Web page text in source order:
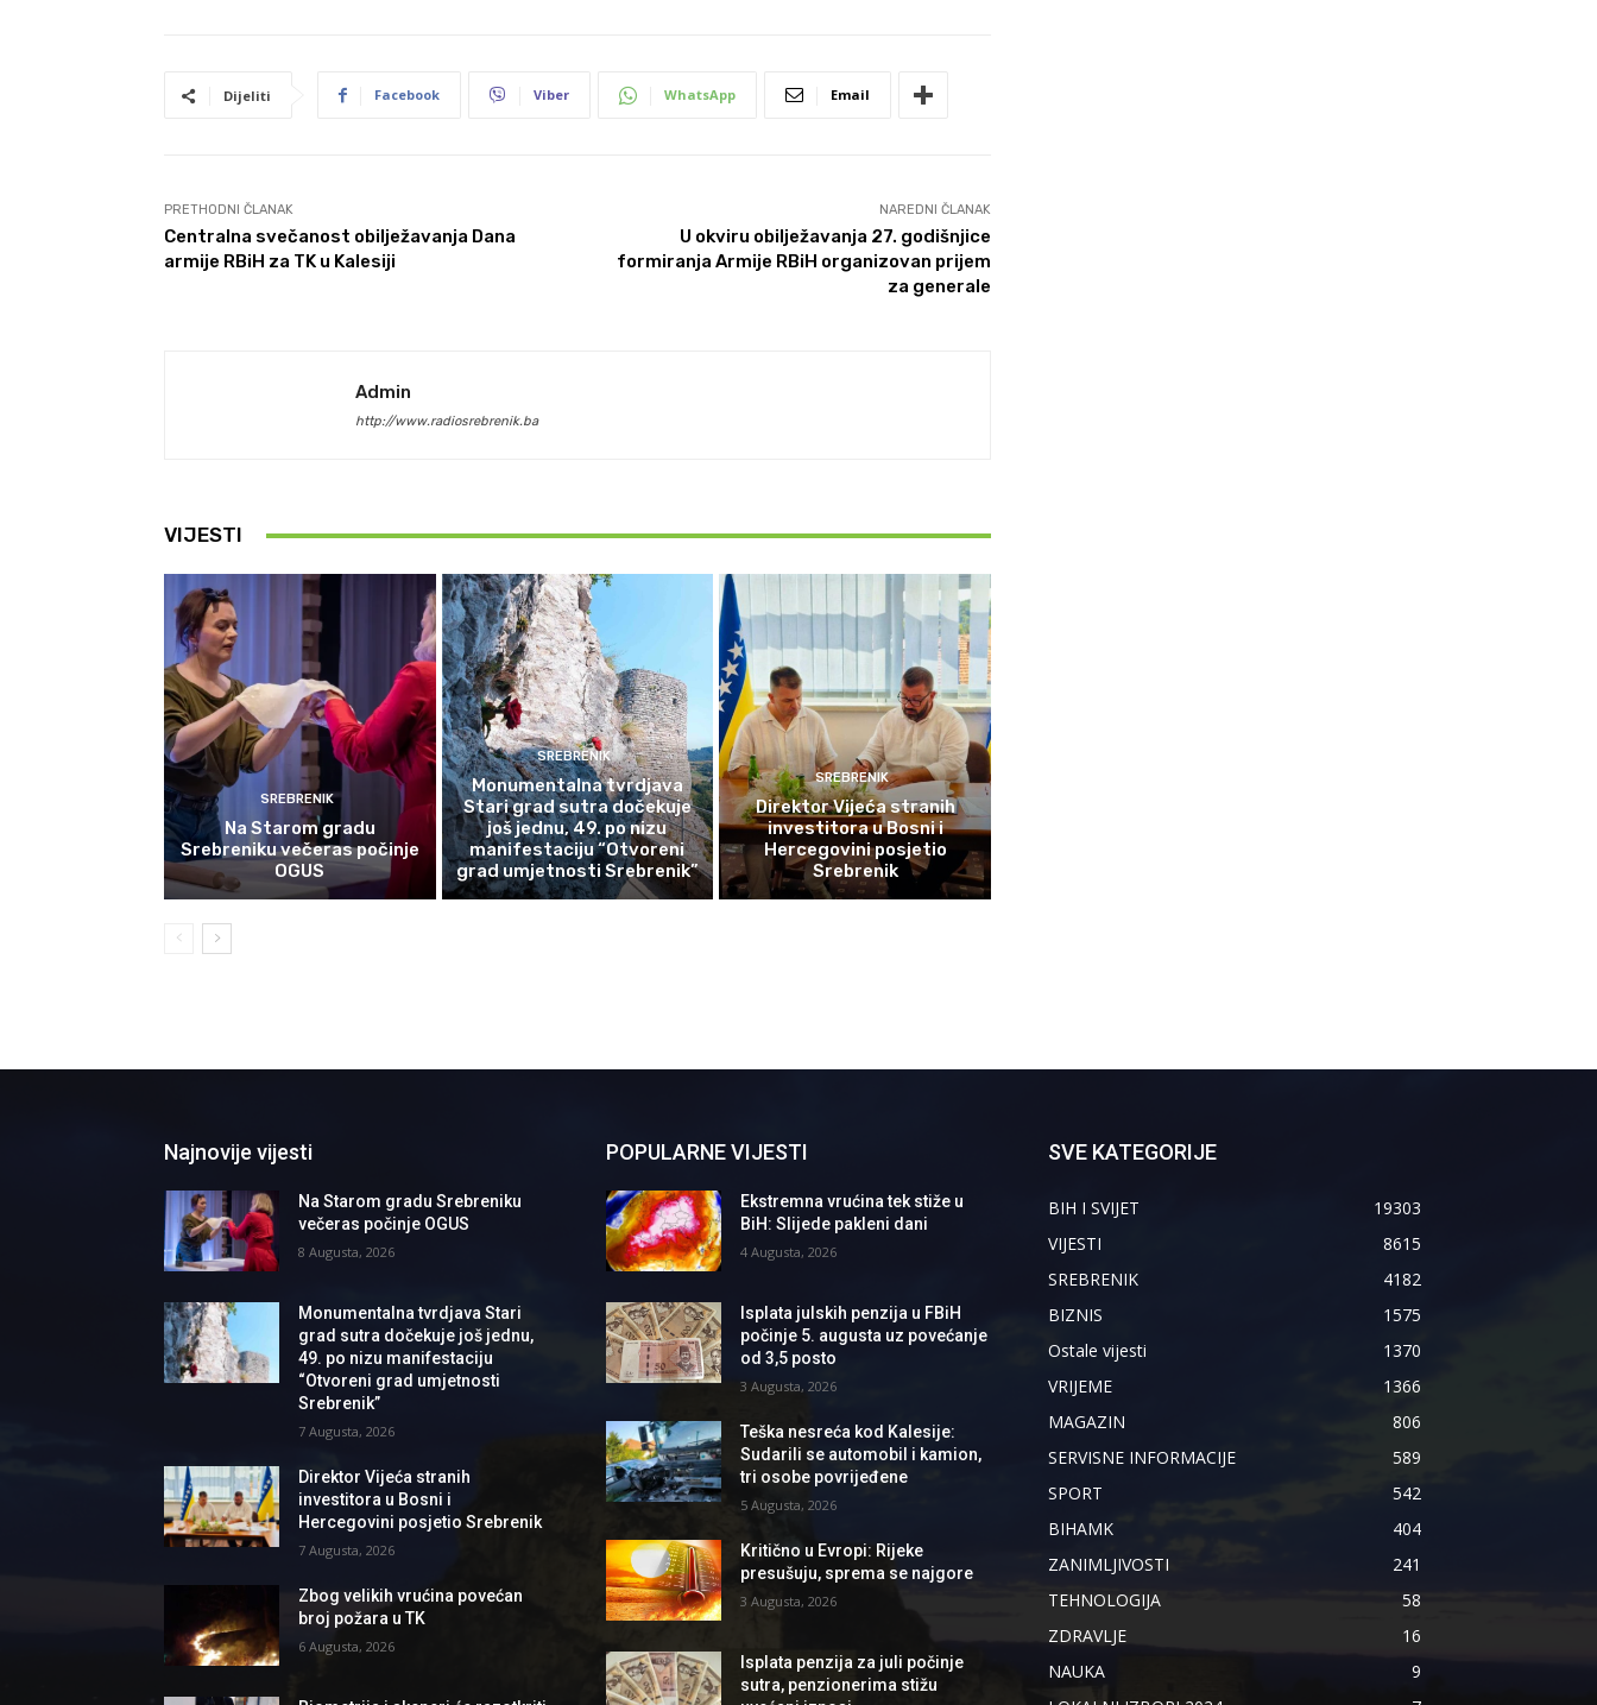
Dijeliti Facebook Viber WhatsApp Email
PRETHODNI ČLANAK
Centralna svečanost obilježavanja Dana
armije RBiH za TK u Kalesiji
NAREDNI ČLANAK
U okviru obilježavanja 27. godišnjice
formiranja Armije RBiH organizovan prijem
za generale
Admin
http://www.radiosrebrenik.ba
VIJESTI
SREBRENIK
Na Starom gradu
Srebreniku večeras počinje
OGUS
SREBRENIK
Monumentalna tvrdjava
Stari grad sutra dočekuje
još jednu, 49. po nizu
manifestaciju “Otvoreni
grad umjetnosti Srebrenik”
SREBRENIK
Direktor Vijeća stranih
investitora u Bosni i
Hercegovini posjetio
Srebrenik
Najnovije vijesti
Na Starom gradu Srebreniku
večeras počinje OGUS
8 Augusta, 2026
Monumentalna tvrdjava Stari
grad sutra dočekuje još jednu,
49. po nizu manifestaciju
“Otvoreni grad umjetnosti
Srebrenik”
7 Augusta, 2026
Direktor Vijeća stranih
investitora u Bosni i
Hercegovini posjetio Srebrenik
7 Augusta, 2026
Zbog velikih vrućina povećan
broj požara u TK
6 Augusta, 2026
POPULARNE VIJESTI
Ekstremna vrućina tek stiže u
BiH: Slijede pakleni dani
4 Augusta, 2026
Isplata julskih penzija u FBiH
počinje 5. augusta uz povećanje
od 3,5 posto
3 Augusta, 2026
Teška nesreća kod Kalesije:
Sudarili se automobil i kamion,
tri osobe povrijeđene
5 Augusta, 2026
Kritično u Evropi: Rijeke
presušuju, sprema se najgore
3 Augusta, 2026
Isplata penzija za juli počinje
sutra, penzionerima stižu
SVE KATEGORIJE
BIH I SVIJET
19303
VIJESTI
8615
SREBRENIK
4182
BIZNIS
1575
Ostale vijesti
1370
VRIJEME
1366
MAGAZIN
806
SERVISNE INFORMACIJE
589
SPORT
542
BIHAMK
404
ZANIMLJIVOSTI
241
TEHNOLOGIJA
58
ZDRAVLJE
16
NAUKA
9